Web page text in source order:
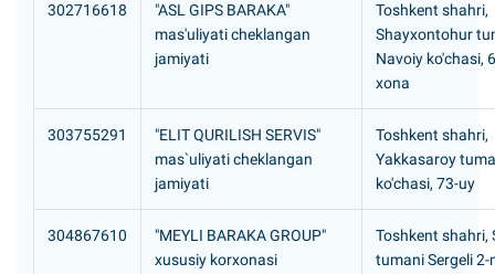
302716618
"ASL GIPS BARAKA"
mas'uliyati cheklangan
jamiyati
Toshkent shahri,
Shayxontohur
Navoiy ko'chasi,
xona
303755291
"ELIT QURILISH SERVIS"
mas`uliyati cheklangan
jamiyati
Toshkent shahri,
Yakkasaroy
ko'chasi, 73-uy
304867610
"MEYLI BARAKA GROUP"
xususiy korxonasi
Toshkent shahri,
tumani Sergeli 2-